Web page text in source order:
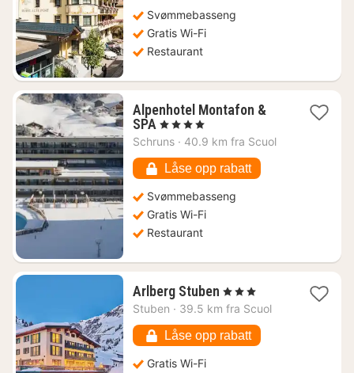
Svømmebasseng
Gratis Wi-Fi
Restaurant
Alpenhotel Montafon &
SPA 1
natt
3004
kr.
, 4 Stjerner
Schruns · 40.9 km fra Scuol
Låse opp rabatt
Svømmebasseng
Gratis Wi-Fi
Restaurant
Arlberg Stuben 1
natt
1266
kr.
, 3 Stjerner
Stuben · 39.5 km fra Scuol
Låse opp rabatt
Gratis Wi-Fi